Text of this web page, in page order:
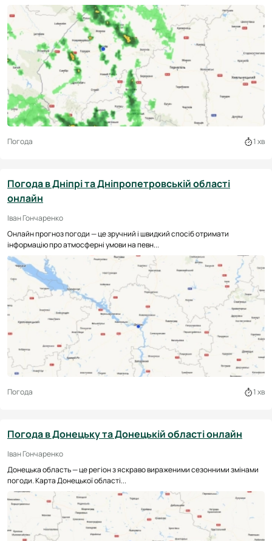
Погода 1 хв
Погода в Дніпрі та Дніпропетровській області
онлайн
Іван Гончаренко
Онлайн прогноз погоди — це зручний і швидкий спосіб отримати
інформацію про атмосферні умови на певн...
Погода 1 хв
Погода в Донецьку та Донецькій області онлайн
Іван Гончаренко
Донецька область — це регіон з яскраво вираженими сезонними змінами
погоди. Карта Донецької області...